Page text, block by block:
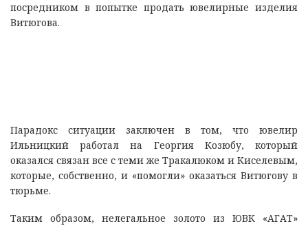
посредником в попытке продать ювелирные изделия
Витюгова.
Парадокс ситуации заключен в том, что ювелир
Ильницкий работал на Георгия Козюбу, который
оказался связан все с теми же Тракалюком и Киселевым,
которые, собственно, и «помогли» оказаться Витюгову в
тюрьме.
Таким образом, нелегальное золото из ЮВК «АГАТ»